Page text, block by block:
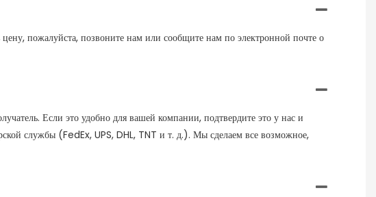
пожалуйста, позвоните нам или сообщите нам по электронной почте о
Если это удобно для вашей компании, подтвердите это у нас и
службы (FedEx, UPS, DHL, TNT и т. д.). Мы сделаем все возможное,